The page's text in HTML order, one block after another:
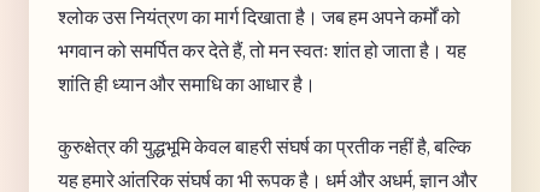
श्लोक उस नियंत्रण का मार्ग दिखाता है। जब हम अपने कर्मों को
भगवान को समर्पित कर देते हैं, तो मन स्वतः शांत हो जाता है। यह
शांति ही ध्यान और समाधि का आधार है।
कुरुक्षेत्र की युद्धभूमि केवल बाहरी संघर्ष का प्रतीक नहीं है, बल्कि
यह हमारे आंतरिक संघर्ष का भी रूपक है। धर्म और अधर्म, ज्ञान और